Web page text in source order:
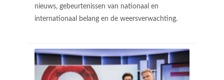
nieuws, gebeurtenissen van nationaal en
internationaal belang en de weersverwachting.